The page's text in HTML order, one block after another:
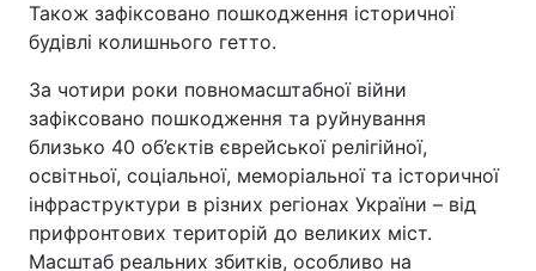
Також зафіксовано пошкодження історичної
будівлі колишнього гетто.
За чотири роки повномасштабної війни
зафіксовано пошкодження та руйнування
близько 40 об’єктів єврейської релігійної,
освітньої, соціальної, меморіальної та історичної
інфраструктури в різних регіонах України – від
прифронтових територій до великих міст.
Масштаб реальних збитків, особливо на